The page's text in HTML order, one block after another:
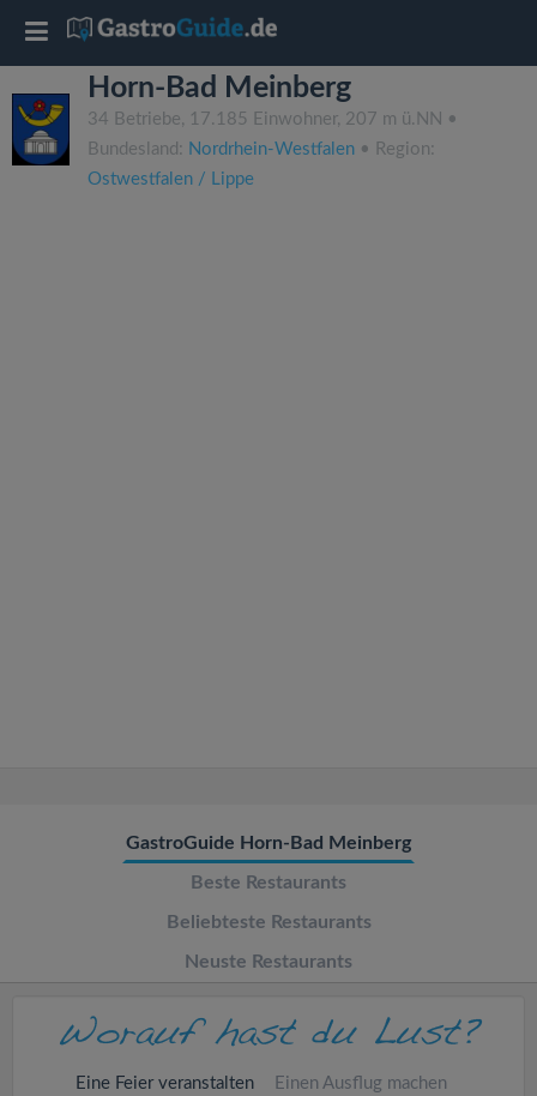
Horn-Bad Meinberg
34 Betriebe, 17.185 Einwohner, 207 m ü.NN •
Bundesland: Nordrhein-Westfalen • Region:
Ostwestfalen / Lippe
GastroGuide Horn-Bad Meinberg
Beste Restaurants
Beliebteste Restaurants
Neuste Restaurants
Eine Feier veranstalten Einen Ausflug machen
T
o
g
n